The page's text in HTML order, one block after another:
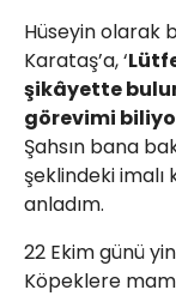
Hüseyin olarak
Karataş’a, ‘
şikâyette
görevimi
Şahsın bana
şeklindeki
anladım.
22 Ekim günü
Köpeklere